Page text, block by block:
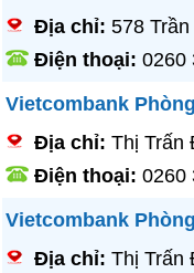
Địa chỉ:578
Điện thoại:0260
Vietcombank
Địa chỉ:Thị Trấn
Điện thoại:0260
Vietcombank
Địa chỉ:Thị Trấn